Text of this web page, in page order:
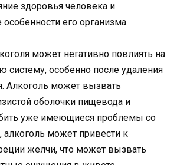
здоровья человека и
его организма.
может негативно повлиять на
систему, особенно после удаления
Алкоголь может вызвать
оболочки пищевода и
уже имеющиеся проблемы со
может привести к
желчи, что может вызвать